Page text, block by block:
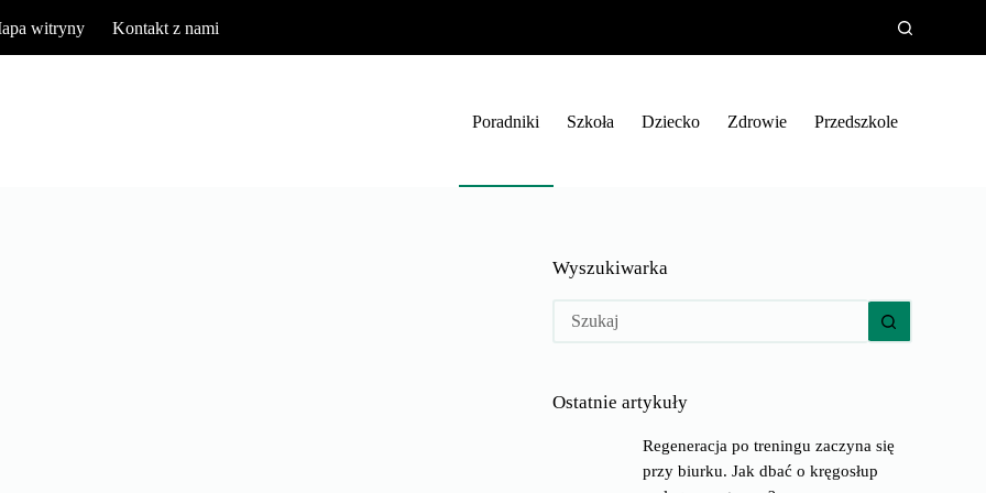
witryny Kontakt z nami
Poradniki Szkoła Dziecko Zdrowie Przedszkole
Wyszukiwarka
Brak
Ostatnie artykuły
Regeneracja po treningu zaczyna się
przy biurku. Jak dbać o kręgosłup